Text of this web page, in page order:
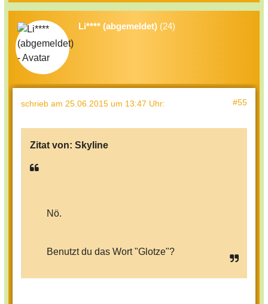
Li**** (abgemeldet) (24)
schrieb am 25.06.2015 um 13:47 Uhr: #55
Zitat von: Skyline
Nö.
Benutzt du das Wort "Glotze"?